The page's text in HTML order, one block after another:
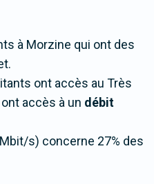
à Morzine qui ont des
ont accès au Très
accès à un débit
s) concerne 27% des